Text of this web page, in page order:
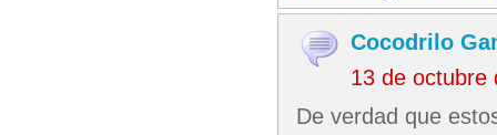
Cocodrilo
13 de octubre
De verdad que